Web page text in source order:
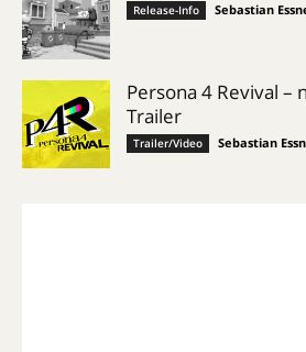
Release-Info Sebastian
Persona 4 Revival –
Trailer
Trailer/Video Sebastian